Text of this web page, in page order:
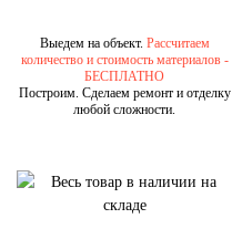
Выедем на объект. Рассчитаем
количество и стоимость материалов -
БЕСПЛАТНО
Построим. Сделаем ремонт и отделку
любой сложности.